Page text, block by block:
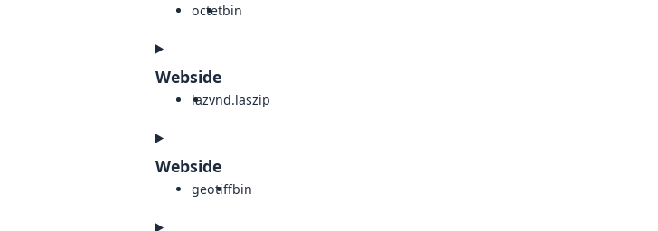
octetbin
Webside
lazvnd.laszip
Webside
geotiffbin